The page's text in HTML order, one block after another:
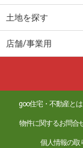
鹿児島県姶良市
鹿児島県鹿児島
土地を探す
店舗/事業用
goo住宅・不動産とは
物件に関するお問合
個人情報の取